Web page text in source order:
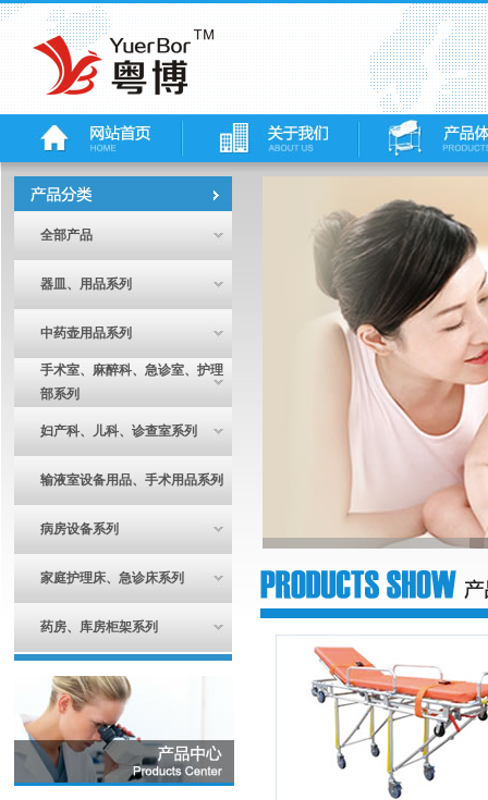
全部产品
器皿、用品系列
中药壶用品系列
手术室、麻醉科、急诊室、护理
部系列
妇产科、儿科、诊查室系列
输液室设备用品、手术用品系列
病房设备系列
家庭护理床、急诊床系列
药房、库房柜架系列